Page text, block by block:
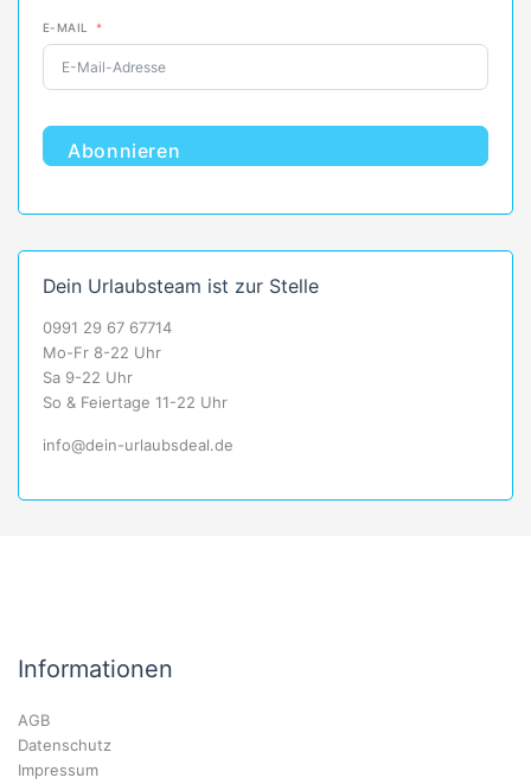
E-MAIL
Abonnieren
Dein Urlaubsteam ist zur Stelle
0991 29 67 67714
Mo-Fr 8-22 Uhr
Sa 9-22 Uhr
So & Feiertage 11-22 Uhr
info@dein-urlaubsdeal.de
Informationen
AGB
Datenschutz
Impressum